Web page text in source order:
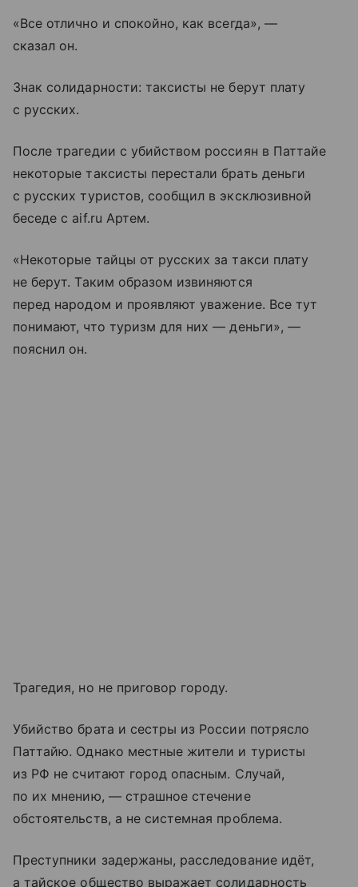
«Все отлично и спокойно, как всегда», —
сказал он.
Знак солидарности: таксисты не берут плату
с русских.
После трагедии с убийством россиян в Паттайе
некоторые таксисты перестали брать деньги
с русских туристов, сообщил в эксклюзивной
беседе с aif.ru Артем.
«Некоторые тайцы от русских за такси плату
не берут. Таким образом извиняются
перед народом и проявляют уважение. Все тут
понимают, что туризм для них — деньги», —
пояснил он.
Трагедия, но не приговор городу.
Убийство брата и сестры из России потрясло
Паттайю. Однако местные жители и туристы
из РФ не считают город опасным. Случай,
по их мнению, — страшное стечение
обстоятельств, а не системная проблема.
Преступники задержаны, расследование идёт,
а тайское общество выражает солидарность